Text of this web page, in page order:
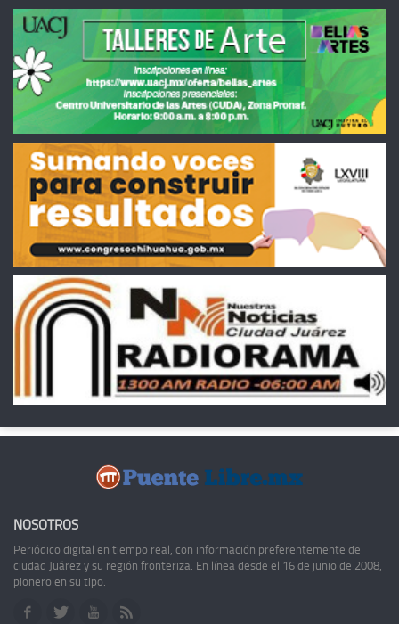
NOSOTROS
Periódico digital en tiempo real, con información preferentemente de
ciudad Juárez y su región fronteriza. En línea desde el 16 de junio de 2008,
pionero en su tipo.